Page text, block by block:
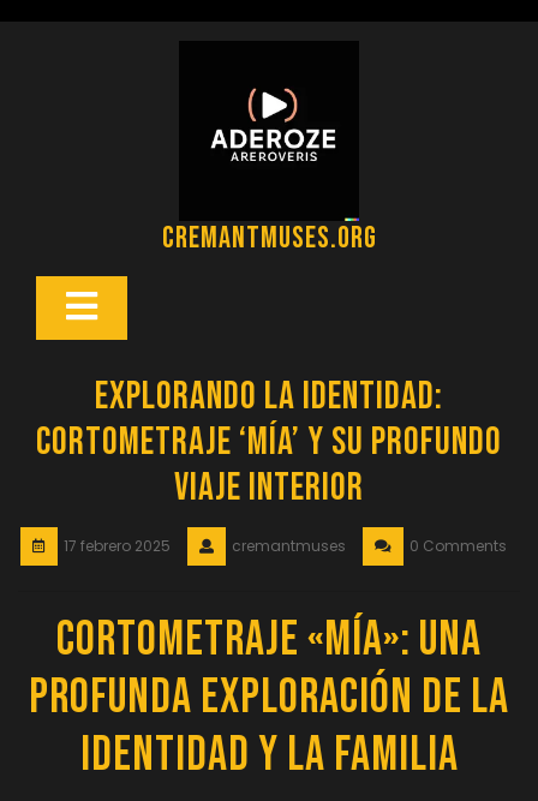
cremantmuses.org
Botón
Explorando la Identidad:
Cortometraje ‘Mía’ y su Profundo
Viaje Interior
17 febrero 2025 cremantmuses 0 Comments
Cortometraje «Mía»: Una
Profunda Exploración de la
Identidad y la Familia